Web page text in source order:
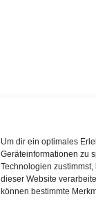
Um dir ein optimales
Geräteinformationen zu
Technologien
dieser Website
können bestimmte